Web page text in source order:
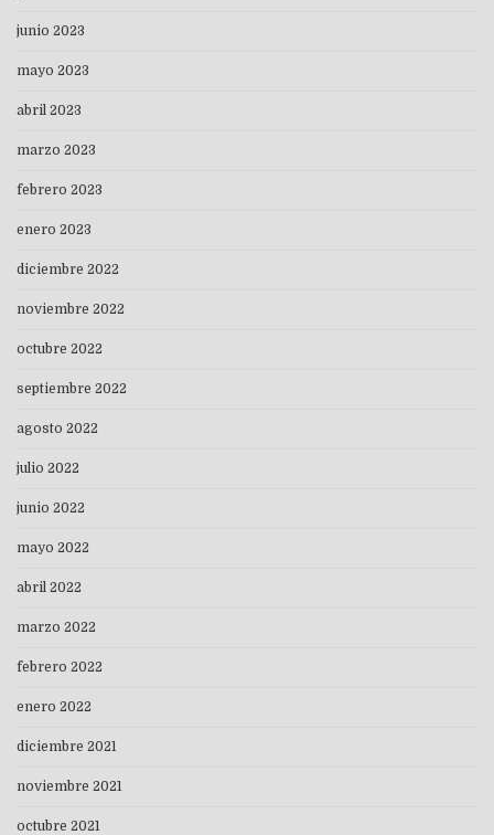
junio 2023
mayo 2023
abril 2023
marzo 2023
febrero 2023
enero 2023
diciembre 2022
noviembre 2022
octubre 2022
septiembre 2022
agosto 2022
julio 2022
junio 2022
mayo 2022
abril 2022
marzo 2022
febrero 2022
enero 2022
diciembre 2021
noviembre 2021
octubre 2021